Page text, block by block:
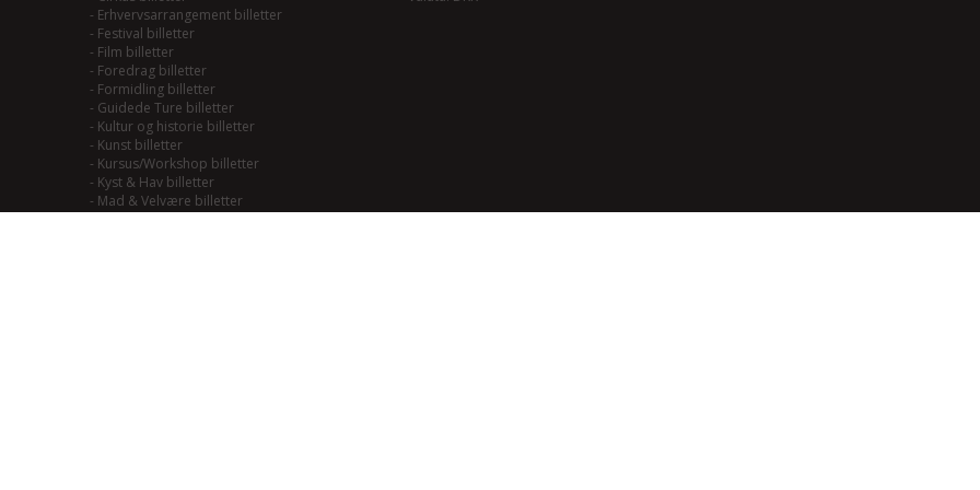
- Erhvervsarrangement billetter
- Festival billetter
- Film billetter
- Foredrag billetter
- Formidling billetter
- Guidede Ture billetter
- Kultur og historie billetter
- Kunst billetter
- Kursus/Workshop billetter
- Kyst & Hav billetter
- Mad & Velvære billetter